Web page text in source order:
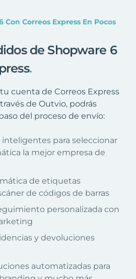
Correos Express En Pocos
de Shopware 6
.
cuenta de Correos Express
de Outvio, podrás
del proceso de envío:
inteligentes para seleccionar
la mejor empresa de
de etiquetas
de códigos de barras
personalizada con
y devoluciones
automatizadas para